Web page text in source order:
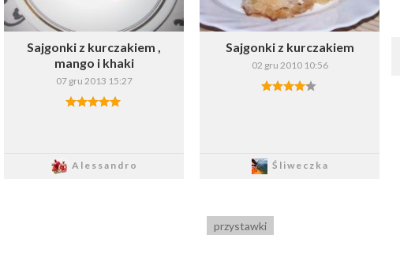
Sajgonki z kurczakiem ,
mango i khaki
07 gru 2013 15:27
Alessandro
Sajgonki z kurczakiem
02 gru 2010 10:56
Śliweczka
Zapisz
przystawki